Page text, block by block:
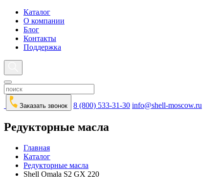
Каталог
О компании
Блог
Контакты
Поддержка
Заказать звонок 8 (800) 533-31-30 info@shell-moscow.ru
Редукторные масла
Главная
Каталог
Редукторные масла
Shell Omala S2 GX 220